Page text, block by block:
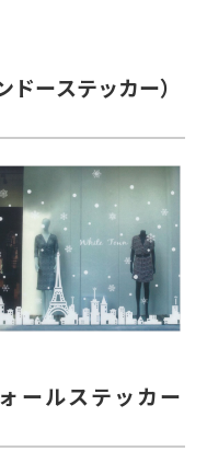
ーステッカー）
ールステッカー